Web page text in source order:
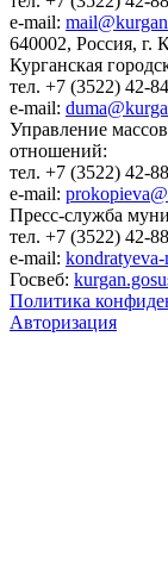
e-mail:
640002, Россия,
Курганская
тел. +7 (3522) 42-
e-mail:
Управление
отношений:
тел. +7 (3522) 42-
e-mail:
Пресс-служба
тел. +7 (3522) 42-
e-mail:
Госвеб:
Политика
Авторизация